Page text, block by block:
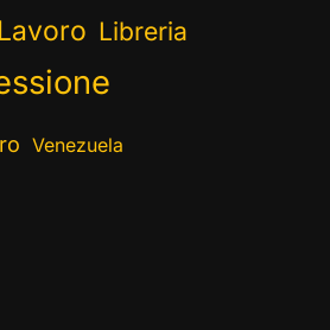
Lavoro Libreria
Venezuela